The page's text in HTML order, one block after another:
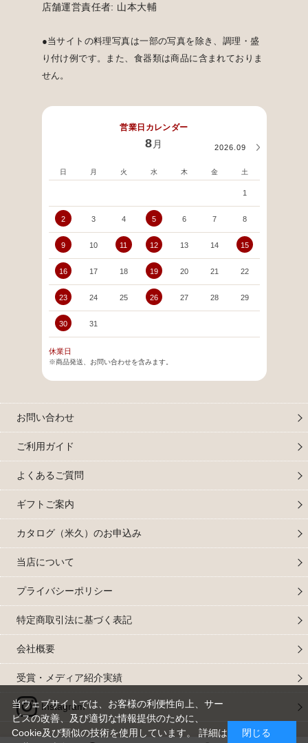
店舗運営責任者: 山本大輔
●当サイトの料理写真は一部の写真を除き、調理・盛
り付け例です。また、食器類は商品に含まれておりま
せん。
営業日カレンダー
8 月 2026.09
日 月 火 水 木 金 土
1
2 3 4 5 6 7 8
9 10 11 12 13 14 15
16 17 18 19 20 21 22
23 24 25 26 27 28 29
30 31
休業日
※商品発送、お問い合わせを含みます。
お問い合わせ
ご利用ガイド
よくあるご質問
ギフトご案内
カタログ（米久）のお申込み
当店について
プライバシーポリシー
特定商取引法に基づく表記
会社概要
受賞・メディア紹介実績
Instagram
当ウェブサイトでは、お客様の利便性向上、サー
ビスの改善、及び適切な情報提供のために、
Cookie及び類似の技術を使用しています。 詳細は
閉じる